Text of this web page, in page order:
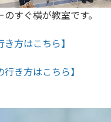
すぐ横が教室です。
き方はこちら】
行き方はこちら】